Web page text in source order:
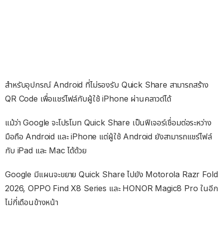
สำหรับอุปกรณ์ Android ที่ไม่รองรับ Quick Share สามารถสร้าง
QR Code เพื่อแชร์ไฟล์กับผู้ใช้ iPhone ผ่านคลาวด์ได้
แม้ว่า Google จะโปรโมท Quick Share เป็นฟีเจอร์เชื่อมต่อระหว่าง
มือถือ Android และ iPhone แต่ผู้ใช้ Android ยังสามารถแชร์ไฟล์
กับ iPad และ Mac ได้ด้วย
Google มีแผนจะขยาย Quick Share ไปยัง Motorola Razr Fold
2026, OPPO Find X8 Series และ HONOR Magic8 Pro ในอีก
ไม่กี่เดือนข้างหน้า